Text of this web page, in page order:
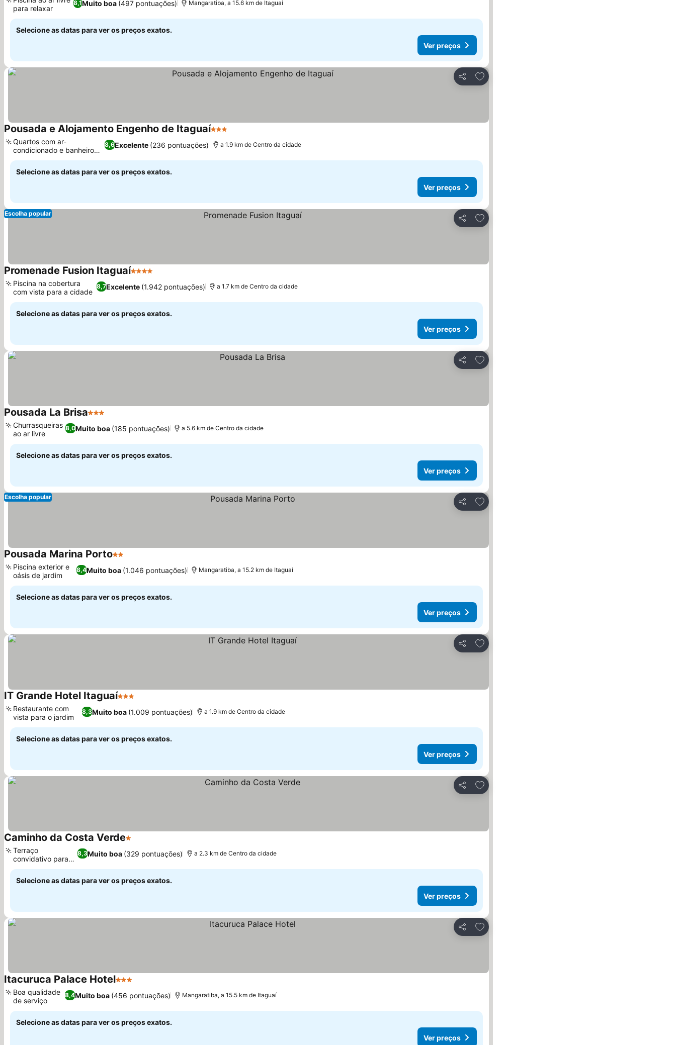
8,1Muito boa (497 pontuações)
para relaxar
Mangaratiba, a 15.6 km de Itaguaí
Selecione as datas para ver os preços exatos.
Ver preços
Partilhar
Adicionar aos favoritos
Pousada e Alojamento Engenho de Itaguaí3 Estrelas
8,6Excelente (236 pontuações)
Quartos com ar-
condicionado e banheiro
privativo
a 1.9 km de Centro da cidade
Selecione as datas para ver os preços exatos.
Ver preços
Partilhar
Adicionar aos favoritos
Escolha popular
Promenade Fusion Itaguaí4 Estrelas
8,7Excelente (1.942 pontuações)
Piscina na cobertura
com vista para a cidade
a 1.7 km de Centro da cidade
Selecione as datas para ver os preços exatos.
Ver preços
Partilhar
Adicionar aos favoritos
Pousada La Brisa3 Estrelas
8,0Muito boa (185 pontuações)
Churrasqueiras
ao ar livre
a 5.6 km de Centro da cidade
Selecione as datas para ver os preços exatos.
Ver preços
Partilhar
Adicionar aos favoritos
Escolha popular
Pousada Marina Porto2 Estrelas
8,4Muito boa (1.046 pontuações)
Piscina exterior e
oásis de jardim
Mangaratiba, a 15.2 km de Itaguaí
Selecione as datas para ver os preços exatos.
Ver preços
Partilhar
Adicionar aos favoritos
IT Grande Hotel Itaguaí3 Estrelas
8,3Muito boa (1.009 pontuações)
Restaurante com
vista para o jardim
a 1.9 km de Centro da cidade
Selecione as datas para ver os preços exatos.
Ver preços
Partilhar
Adicionar aos favoritos
Caminho da Costa Verde1 Estrelas
8,3Muito boa (329 pontuações)
Terraço
convidativo para
relaxar
a 2.3 km de Centro da cidade
Selecione as datas para ver os preços exatos.
Ver preços
Partilhar
Adicionar aos favoritos
Itacuruca Palace Hotel3 Estrelas
8,4Muito boa (456 pontuações)
Boa qualidade
de serviço
Mangaratiba, a 15.5 km de Itaguaí
Selecione as datas para ver os preços exatos.
Ver preços